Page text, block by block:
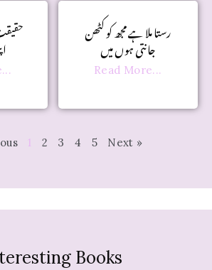
رستا ملا ہے مجھ کو کٹھن
جانتی ہوں میں
Read More...
1 2 3 4 5 Next »
Books